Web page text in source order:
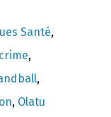
Santé,
,
,
, Olatu